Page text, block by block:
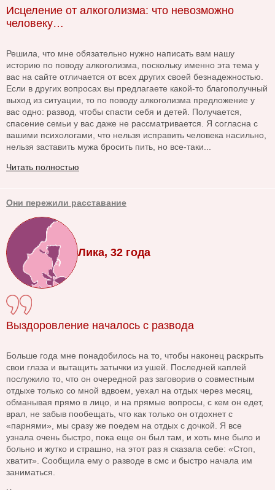
Исцеление от алкоголизма: что невозможно
человеку…
Решила, что мне обязательно нужно написать вам нашу
историю по поводу алкоголизма, поскольку именно эта тема у
вас на сайте отличается от всех других своей безнадежностью.
Если в других вопросах вы предлагаете какой-то благополучный
выход из ситуации, то по поводу алкоголизма предложение у
вас одно: развод, чтобы спасти себя и детей. Получается,
спасение семьи у вас даже не рассматривается. Я согласна с
вашими психологами, что нельзя исправить человека насильно,
нельзя заставить мужа бросить пить, но все-таки...
Читать полностью
Они пережили расставание
Лика, 32 года
Выздоровление началось с развода
Больше года мне понадобилось на то, чтобы наконец раскрыть
свои глаза и вытащить затычки из ушей. Последней каплей
послужило то, что он очередной раз заговорив о совместным
отдыхе только со мной вдвоем, уехал на отдых через месяц,
обманывая прямо в лицо, и на прямые вопросы, с кем он едет,
врал, не забыв пообещать, что как только он отдохнет с
«парнями», мы сразу же поедем на отдых с дочкой. Я все
узнала очень быстро, пока еще он был там, и хоть мне было и
больно и жутко и страшно, на этот раз я сказала себе: «Стоп,
хватит». Сообщила ему о разводе в смс и быстро начала им
заниматься.